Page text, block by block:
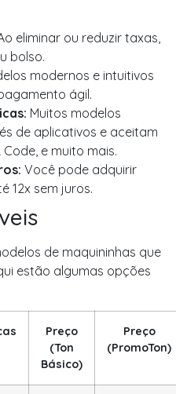
eliminar ou reduzir taxas,
bolso.
modernos e intuitivos
ágil.
Muitos modelos
de aplicativos e aceitam
e muito mais.
Você pode adquirir
12x sem juros.
de maquininhas que
estão algumas opções
Preço
(Ton
Básico)
Preço
(PromoTon)